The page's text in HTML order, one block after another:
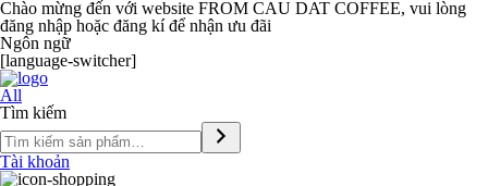
Chào mừng đến với website FROM CAU DAT COFFEE, vui lòng
đăng nhập hoặc đăng kí để nhận ưu đãi
Ngôn ngữ
[language-switcher]
All
Tìm kiếm
Tài khoản